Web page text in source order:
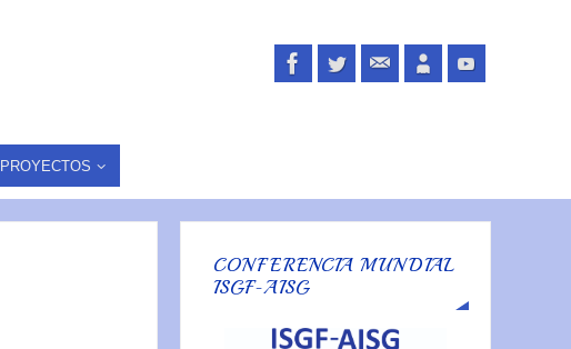
PROYECTOS
CONFERENCIA MUNDIAL
ISGF-AISG